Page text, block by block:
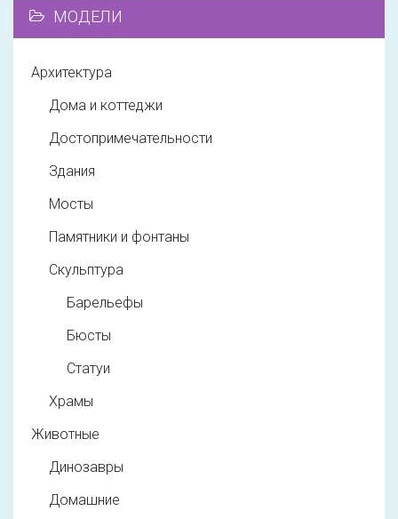
МОДЕЛИ
Архитектура
Дома и коттеджи
Достопримечательности
Здания
Мосты
Памятники и фонтаны
Скульптура
Барельефы
Бюсты
Статуи
Храмы
Животные
Динозавры
Домашние